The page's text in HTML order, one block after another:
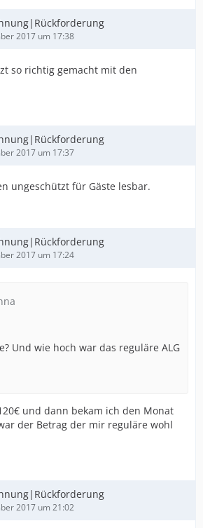
2017 um 17:38
so richtig gemacht mit den
2017 um 17:37
ungeschützt für Gäste lesbar.
2017 um 17:24
Und wie hoch war das reguläre ALG
und dann bekam ich den Monat
der Betrag der mir reguläre wohl
2017 um 21:02